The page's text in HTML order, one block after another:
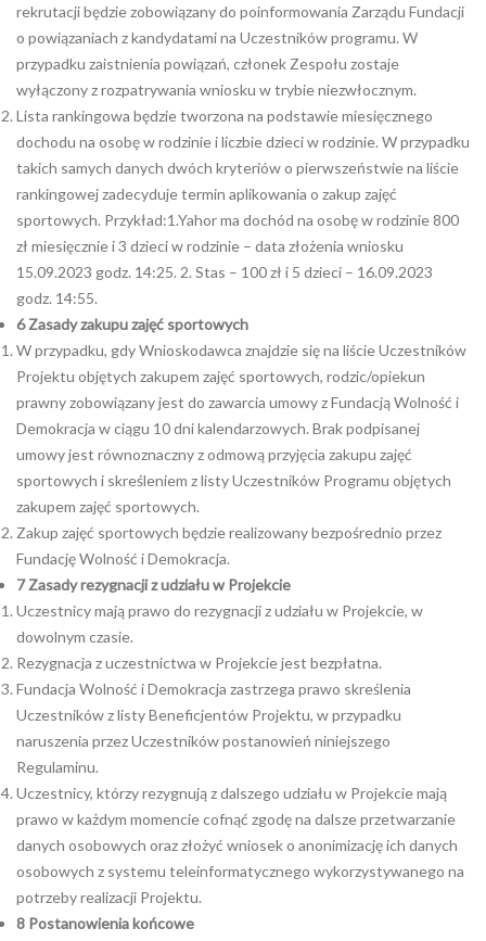
rekrutacji będzie zobowiązany do poinformowania Zarządu Fundacji
o powiązaniach z kandydatami na Uczestników programu. W
przypadku zaistnienia powiązań, członek Zespołu zostaje
wyłączony z rozpatrywania wniosku w trybie niezwłocznym.
Lista rankingowa będzie tworzona na podstawie miesięcznego
dochodu na osobę w rodzinie i liczbie dzieci w rodzinie. W przypadku
takich samych danych dwóch kryteriów o pierwszeństwie na liście
rankingowej zadecyduje termin aplikowania o zakup zajęć
sportowych. Przykład:1.Yahor ma dochód na osobę w rodzinie 800
zł miesięcznie i 3 dzieci w rodzinie – data złożenia wniosku
15.09.2023 godz. 14:25. 2. Stas – 100 zł i 5 dzieci – 16.09.2023
godz. 14:55.
6Zasady zakupu zajęć sportowych
W przypadku, gdy Wnioskodawca znajdzie się na liście Uczestników
Projektu objętych zakupem zajęć sportowych, rodzic/opiekun
prawny zobowiązany jest do zawarcia umowy z Fundacją Wolność i
Demokracja w ciągu 10 dni kalendarzowych. Brak podpisanej
umowy jest równoznaczny z odmową przyjęcia zakupu zajęć
sportowych i skreśleniem z listy Uczestników Programu objętych
zakupem zajęć sportowych.
Zakup zajęć sportowych będzie realizowany bezpośrednio przez
Fundację Wolność i Demokracja.
7Zasady rezygnacji z udziału w Projekcie
Uczestnicy mają prawo do rezygnacji z udziału w Projekcie, w
dowolnym czasie.
Rezygnacja z uczestnictwa w Projekcie jest bezpłatna.
Fundacja Wolność i Demokracja zastrzega prawo skreślenia
Uczestników z listy Beneficjentów Projektu, w przypadku
naruszenia przez Uczestników postanowień niniejszego
Regulaminu.
Uczestnicy, którzy rezygnują z dalszego udziału w Projekcie mają
prawo w każdym momencie cofnąć zgodę na dalsze przetwarzanie
danych osobowych oraz złożyć wniosek o anonimizację ich danych
osobowych z systemu teleinformatycznego wykorzystywanego na
potrzeby realizacji Projektu.
8 Postanowienia końcowe